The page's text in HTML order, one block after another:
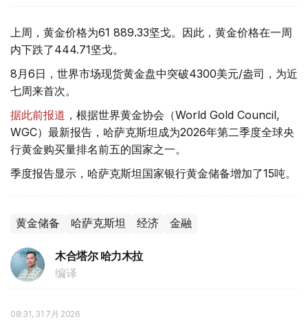
上周，黄金价格为61 889.33坚戈。因此，黄金价格在一周
内下跌了444.71坚戈。
8月6日，世界市场现货黄金盘中突破4300美元/盎司，为近
七周来首次。
据此前报道 ，根据世界黄金协会（World Gold Council,
WGC）最新报告，哈萨克斯坦成为2026年第二季度全球央
行黄金购买量排名前五的国家之一。
季度报告显示，哈萨克斯坦国家银行黄金储备增加了15吨。
黄金储备 哈萨克斯坦 经济 金融
木合塔尔 哈力木拉
编译
08:31, 31 7月 2026